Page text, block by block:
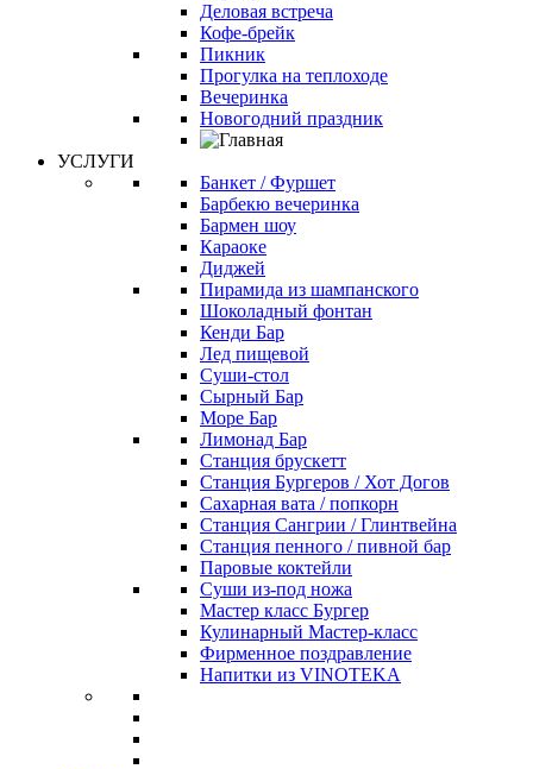
Деловая встреча
Кофе-брейк
Пикник
Прогулка на теплоходе
Вечеринка
Новогодний праздник
УСЛУГИ
Банкет / Фуршет
Барбекю вечеринка
Бармен шоу
Караоке
Диджей
Пирамида из шампанского
Шоколадный фонтан
Кенди Бар
Лед пищевой
Суши-стол
Сырный Бар
Море Бар
Лимонад Бар
Станция брускетт
Станция Бургеров / Хот Догов
Сахарная вата / попкорн
Станция Сангрии / Глинтвейна
Станция пенного / пивной бар
Паровые коктейли
Суши из-под ножа
Мастер класс Бургер
Кулинарный Мастер-класс
Фирменное поздравление
Напитки из VINOTEKA